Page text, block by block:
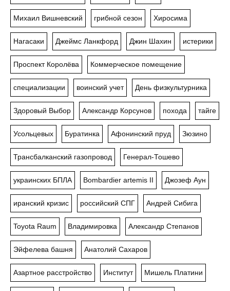
Михаил Вишневский грибной сезон Хиросима
Нагасаки Джеймс Ланкфорд Джин Шахин истерики
Проспект Королёва Коммерческое помещение
специализации воинский учет День физкультурника
Здоровый Выбор Александр Корсунов похода тайге
Усольцевых Буратинка Афонинский пруд Зюзино
Трансбалканский газопровод Генерал-Тошево
украинских БПЛА Bombardier artemis II Джозеф Аун
иранский кризис российский СПГ Андрей Сибига
Toyota Raum Владимировка Александр Степанов
Эйфелева башня Анатолий Сахаров
Азартное расстройство Институт Мишель Платини